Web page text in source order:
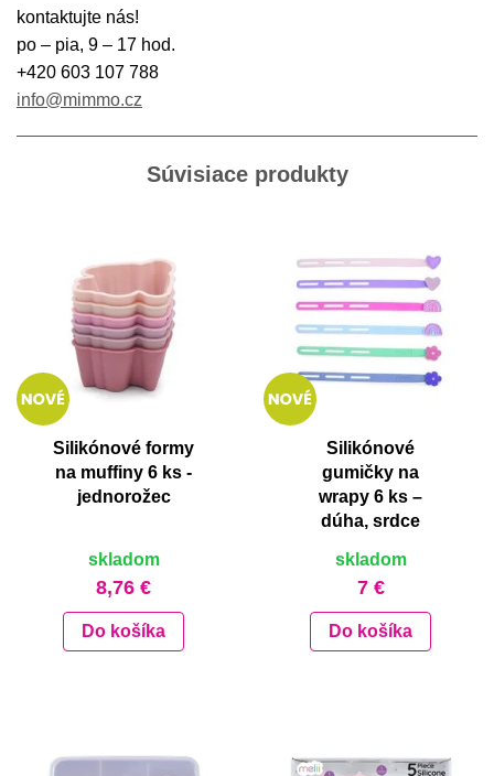
kontaktujte nás!
po – pia, 9 – 17 hod.
+420 603 107 788
info@mimmo.cz
Súvisiace produkty
Silikónové formy
na muffiny 6 ks -
jednorožec
skladom
8,76 €
Do košíka
Silikónové
gumičky na
wrapy 6 ks –
dúha, srdce
skladom
7 €
Do košíka